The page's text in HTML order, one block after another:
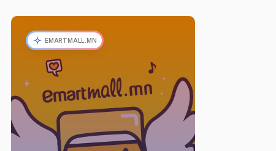
EMARTMALL.MN